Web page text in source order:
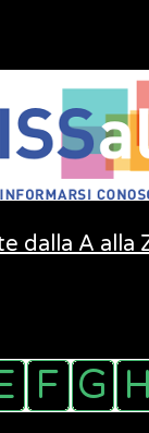
dalla A alla